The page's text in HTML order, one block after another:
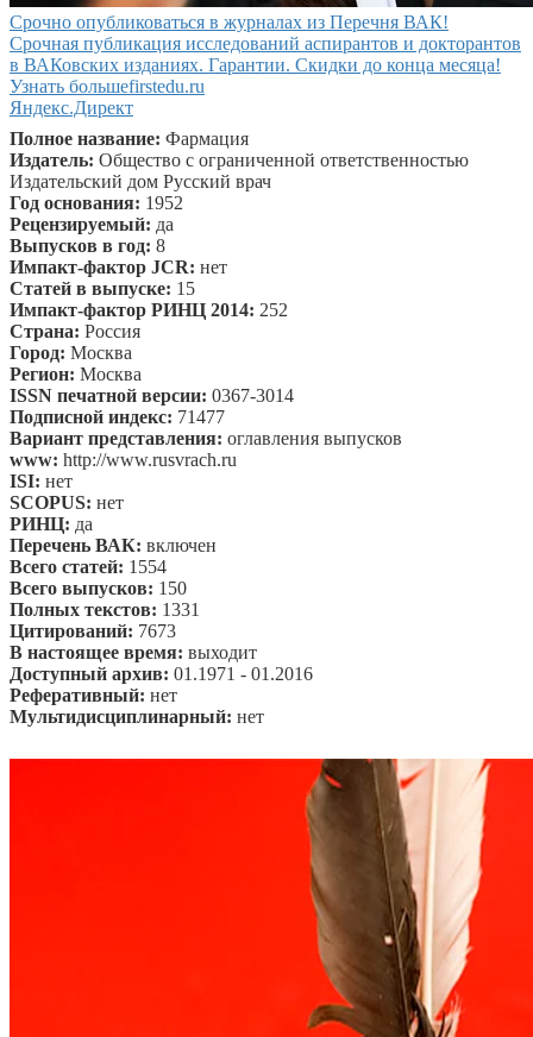
Срочно опубликоваться в журналах из Перечня ВАК!
Срочная публикация исследований аспирантов и докторантов
в ВАКовских изданиях. Гарантии. Скидки до конца месяца!
Узнать большеfirstedu.ru
Яндекс.Директ
Полное название: Фармация
Издатель: Общество с ограниченной ответственностью
Издательский дом Русский врач
Год основания: 1952
Рецензируемый: да
Выпусков в год: 8
Импакт-фактор JCR: нет
Статей в выпуске: 15
Импакт-фактор РИНЦ 2014: 252
Страна: Россия
Город: Москва
Регион: Москва
ISSN печатной версии: 0367-3014
Подписной индекс: 71477
Вариант представления: оглавления выпусков
www: http://www.rusvrach.ru
ISI: нет
SCOPUS: нет
РИНЦ: да
Перечень ВАК: включен
Всего статей: 1554
Всего выпусков: 150
Полных текстов: 1331
Цитирований: 7673
В настоящее время: выходит
Доступный архив: 01.1971 - 01.2016
Реферативный: нет
Мультидисциплинарный: нет